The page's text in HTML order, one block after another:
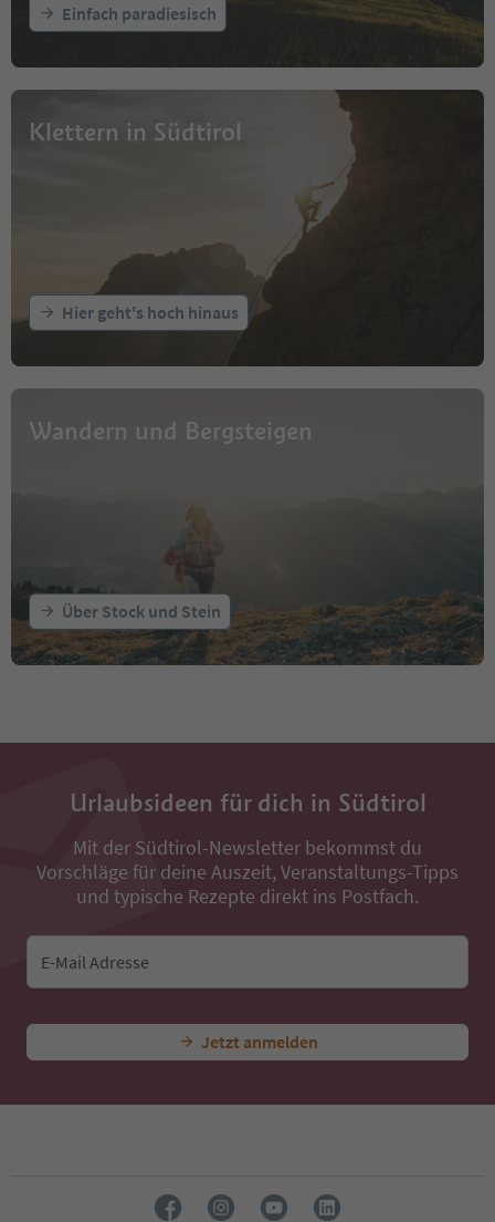
Einfach paradiesisch
Klettern in Südtirol
Hier geht's hoch hinaus
Wandern und Bergsteigen
Über Stock und Stein
Urlaubsideen für dich in Südtirol
Mit der Südtirol-Newsletter bekommst du
Vorschläge für deine Auszeit, Veranstaltungs-Tipps
und typische Rezepte direkt ins Postfach.
E-Mail Adresse
Jetzt anmelden